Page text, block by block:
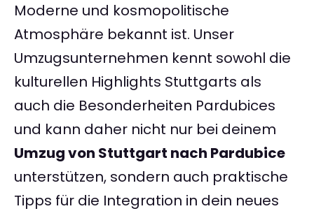
Moderne und kosmopolitische
Atmosphäre bekannt ist. Unser
Umzugsunternehmen kennt sowohl die
kulturellen Highlights Stuttgarts als
auch die Besonderheiten Pardubices
und kann daher nicht nur bei deinem
Umzug von Stuttgart nach Pardubice
unterstützen, sondern auch praktische
Tipps für die Integration in dein neues